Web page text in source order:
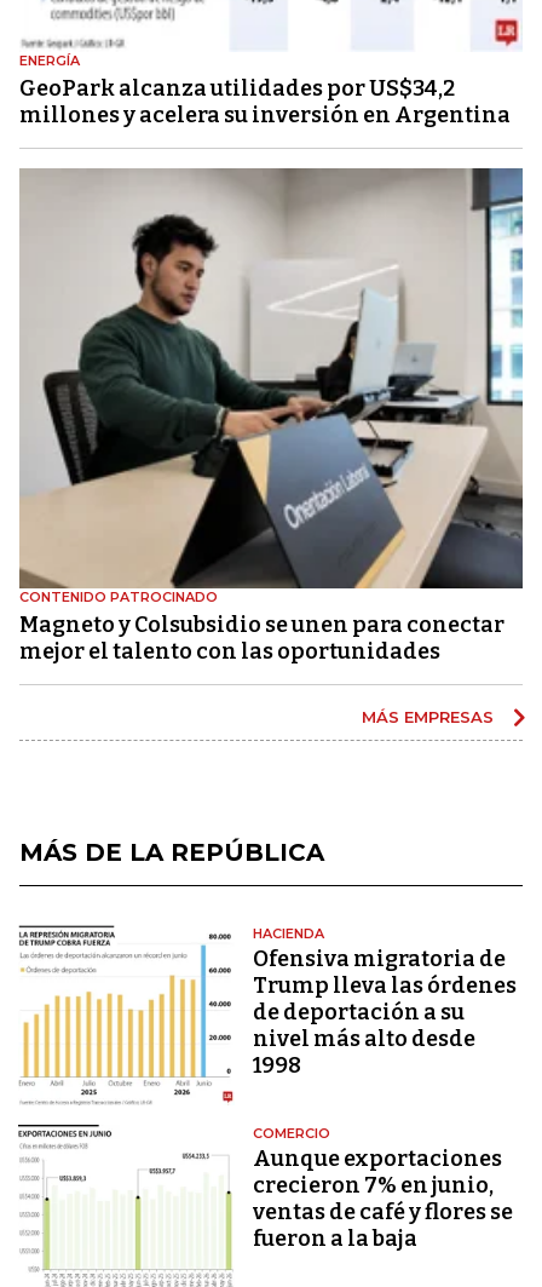
ENERGÍA
GeoPark alcanza utilidades por US$34,2
millones y acelera su inversión en Argentina
CONTENIDO PATROCINADO
Magneto y Colsubsidio se unen para conectar
mejor el talento con las oportunidades
MÁS EMPRESAS
MÁS DE LA REPÚBLICA
HACIENDA
Ofensiva migratoria de
Trump lleva las órdenes
de deportación a su
nivel más alto desde
1998
COMERCIO
Aunque exportaciones
crecieron 7% en junio,
ventas de café y flores se
fueron a la baja